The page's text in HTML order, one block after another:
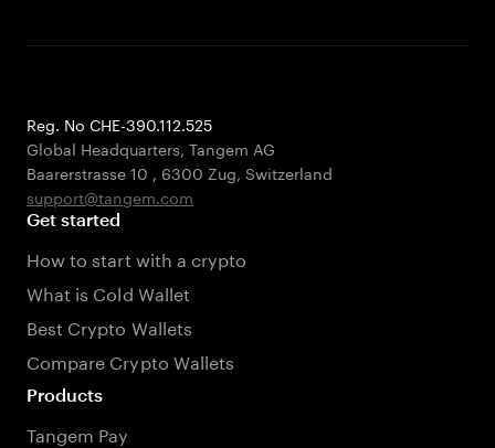
Reg. No CHE-390.112.525
Global Headquarters, Tangem AG
Baarerstrasse 10 , 6300 Zug, Switzerland
support@tangem.com
Get started
How to start with a crypto
What is Cold Wallet
Best Crypto Wallets
Compare Crypto Wallets
Products
Tangem Pay